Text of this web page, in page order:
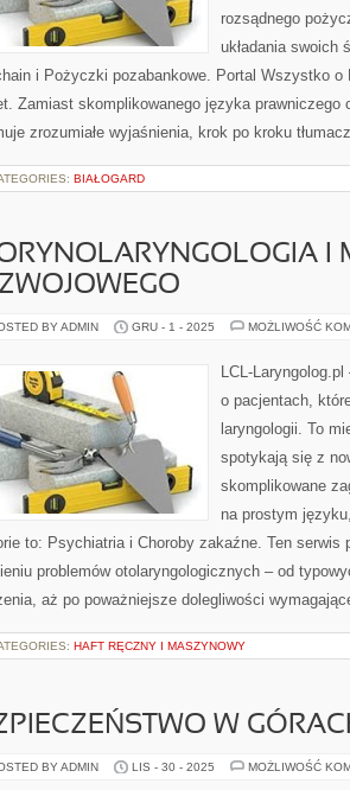
rozsądnego
układania swoich
i Pożyczki pozabankowe. Portal Wszystko
Zamiast skomplikowanego języka prawniczego
zrozumiałe wyjaśnienia, krok po kroku
BIAŁOGARD
I
BY ADMIN GRU - 1 - 2025 MOŻLIWOŚĆ
LCL-
o pacjentach,
laryngologii. To
spotykają się z
skomplikowane
na prostym
to: Psychiatria i Choroby zakaźne. Ten serwis
problemów otolaryngologicznych – od
aż po poważniejsze dolegliwości
HAFT RĘCZNY I MASZYNOWY
W
BY ADMIN LIS - 30 - 2025 MOŻLIWOŚĆ